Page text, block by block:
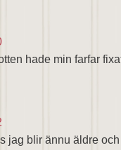
hade min farfar
jag blir ännu äldre